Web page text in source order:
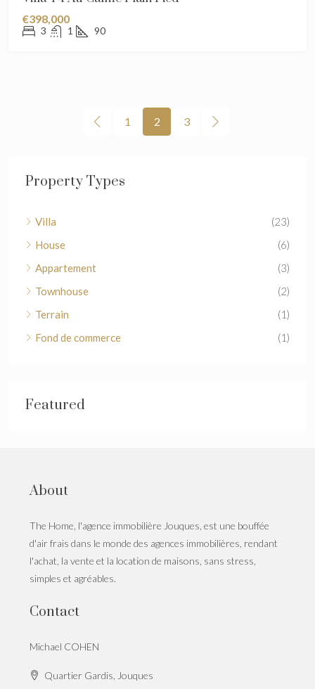
€398,000
3 1 90
1 2 3
Property Types
Villa
(23)
House
(6)
Appartement
(3)
Townhouse
(2)
Terrain
(1)
Fond de commerce
(1)
Featured
About
The Home, l'agence immobilière Jouques, est une bouffée
d'air frais dans le monde des agences immobilières, rendant
l'achat, la vente et la location de maisons, sans stress,
simples et agréables.
Contact
Michael COHEN
Quartier Gardis, Jouques